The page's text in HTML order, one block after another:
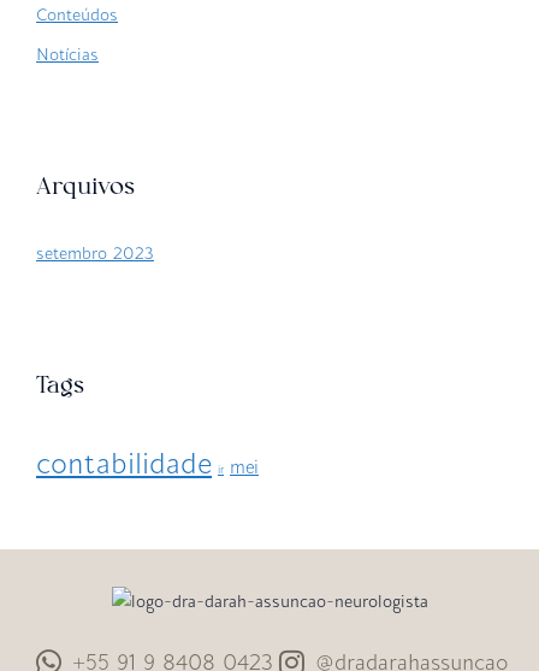
Conteúdos
Notícias
Arquivos
setembro 2023
Tags
contabilidade ir mei
+55 91 9 8408 0423 @dradarahassuncao